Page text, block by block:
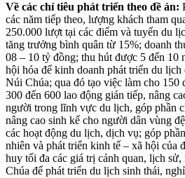
Về các chỉ tiêu phát triển theo đề án:
các năm tiếp theo, lượng khách tham
250.000 lượt tại các điểm và tuyến du
tăng trưởng bình quân từ 15%; doanh
08 – 10 tỷ đồng; thu hút được 5 đến 10
hội hóa để kinh doanh phát triển du
Núi Chúa; qua đó tạo việc làm cho 150
300 đến 600 lao động gián tiếp, nâng
người trong lĩnh vực du lịch, góp phần
nâng cao sinh kế cho người dân vùng
các hoạt động du lịch, dịch vụ; góp
nhiên và phát triển kinh tế – xã hội của
huy tối đa các giá trị cảnh quan, lịch
Chúa để phát triển du lịch sinh thái,